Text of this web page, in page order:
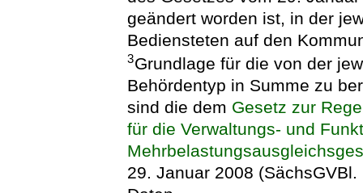
geändert worden ist, in der
Bediensteten auf den
3Grundlage für die von der
Behördentyp in Summe zu
sind die dem Gesetz zur
für die Verwaltungs- und
29. Januar 2008